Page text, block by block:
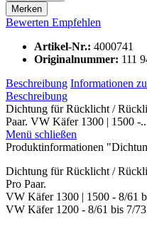
Merken
Bewerten Empfehlen
Artikel-Nr.: 4000741
Originalnummer: 111
Beschreibung Informationen
Beschreibung
Dichtung für Rücklicht /
Paar. VW Käfer 1300 | 1500 -
Menü schließen
Produktinformationen
Dichtung für Rücklicht /
Pro Paar.
VW Käfer 1300 | 1500 - 8/61
VW Käfer 1200 - 8/61 bis 7/